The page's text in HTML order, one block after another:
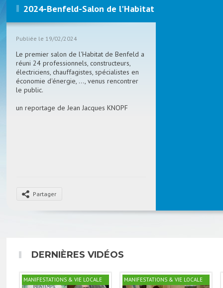
2024-Benfeld-Salon de l'Habitat
Publiée le 19/02/2024
Le premier salon de l'Habitat de Benfeld a
réuni 24 professionnels, constructeurs,
électriciens, chauffagistes, spécialistes en
économie d'énergie, ..., venus rencontrer
le public.
un reportage de Jean Jacques KNOPF
Partager
DERNIÈRES VIDÉOS
MANIFESTATIONS & VIE LOCALE MANIFESTATIONS & VIE LOCALE